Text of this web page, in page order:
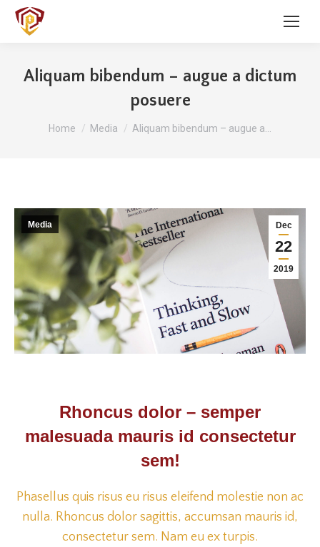
Aliquam bibendum – augue a dictum
posuere
You are here:
Home Media Aliquam bibendum – augue a…
Dec
22
2019
Media
Rhoncus dolor – semper
malesuada mauris id consectetur
sem!
Phasellus quis risus eu risus eleifend molestie non ac
nulla. Rhoncus dolor sagittis, accumsan mauris id,
consectetur sem. Nam eu ex turpis.